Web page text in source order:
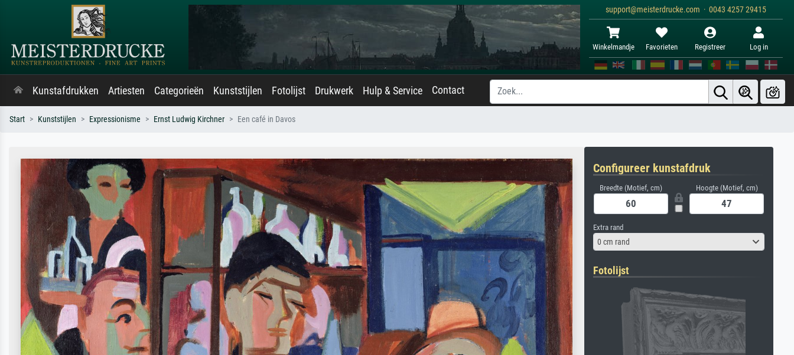
support@meisterdrucke.com · 0043 4257 29415
Winkelmandje Favorieten Registreer Log in
Kunstafdrukken Artiesten Categorieën Kunststijlen Fotolijst Drukwerk Hulp & Service Contact
Start Kunststijlen Expressionisme Ernst Ludwig Kirchner Een café in Davos
Configureer kunstafdruk
Breedte (Motief, cm) Hoogte (Motief, cm)
Extra rand
0 cm rand
Fotolijst